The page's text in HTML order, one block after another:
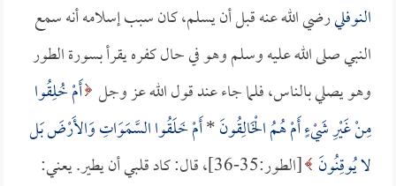
النوفليرضي الله عنه قبل أن يسلم، كان سبب إسلامه أنه سمع
النبي صلى الله عليه وسلم وهو في حال كفره يقرأ بسورة الطور
وهو يصلي بالناس، فلما جاء عند قول الله عز وجل أَمْ خُلِقُوا
مِنْ غَيْرِ شَيْءٍ أَمْ هُمُ الْخَالِقُونَ*أَمْ خَلَقُوا السَّمَوَاتِ وَالأَرْضَ بَل
لا يُوقِنُونَ
[الطور:35-36]، قال: كاد قلبي أن يطير. يعني: